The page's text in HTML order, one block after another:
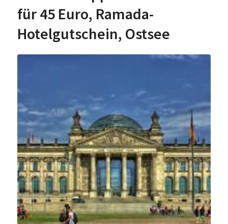
für 45 Euro, Ramada-
Hotelgutschein, Ostsee